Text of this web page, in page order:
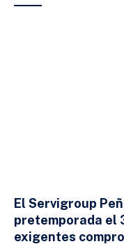
El Servigroup
pretemporada el
exigentes